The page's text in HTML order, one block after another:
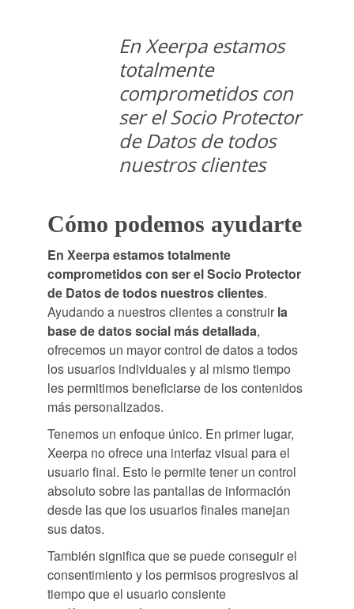
En Xeerpa estamos
totalmente
comprometidos con
ser el Socio Protector
de Datos de todos
nuestros clientes
Cómo podemos ayudarte
En Xeerpa estamos totalmente
comprometidos con ser el Socio Protector
de Datos de todos nuestros clientes.
Ayudando a nuestros clientes a construir la
base de datos social más detallada,
ofrecemos un mayor control de datos a todos
los usuarios individuales y al mismo tiempo
les permitimos beneficiarse de los contenidos
más personalizados.
Tenemos un enfoque único. En primer lugar,
Xeerpa no ofrece una interfaz visual para el
usuario final. Esto le permite tener un control
absoluto sobre las pantallas de información
desde las que los usuarios finales manejan
sus datos.
También significa que se puede conseguir el
consentimiento y los permisos progresivos al
tiempo que el usuario consiente